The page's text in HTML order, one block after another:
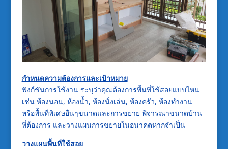
กำหนดความต้องการและเป้าหมาย
ฟังก์ชันการใช้งาน ระบุว่าคุณต้องการพื้นที่ใช้สอยแบบไหน
เช่น ห้องนอน, ห้องน้ำ, ห้องนั่งเล่น, ห้องครัว, ห้องทำงาน
หรือพื้นที่พิเศษอื่นๆขนาดและการขยาย พิจารณาขนาดบ้าน
ที่ต้องการ และวางแผนการขยายในอนาคตหากจำเป็น
วางแผนพื้นที่ใช้สอย